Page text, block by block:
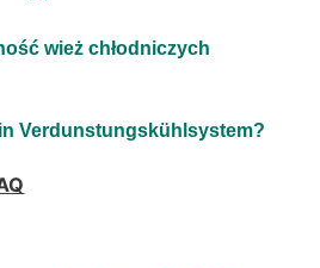
wież chłodniczych
Verdunstungskühlsystem?